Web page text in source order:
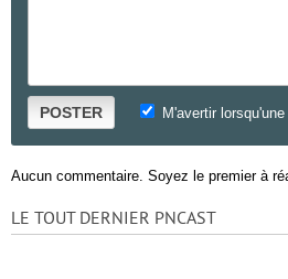
POSTER M'avertir
Aucun commentaire. Soyez le premier à
LE TOUT DERNIER PNCAST